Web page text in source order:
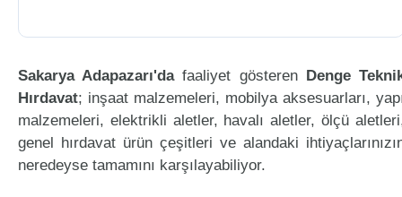
Sakarya Adapazarı'dafaaliyet gösteren Denge
Hırdavat; inşaat malzemeleri, mobilya aksesuarları,
malzemeleri, elektrikli aletler, havalı aletler, ölçü
genel hırdavat ürün çeşitleri ve alandaki
neredeyse tamamını karşılayabiliyor.